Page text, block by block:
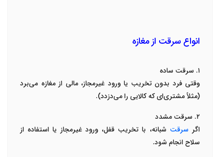
انواع سرقت از مغازه
۱. سرقت ساده
وقتی فرد بدون تخریب یا ورود غیرمجاز، مالی از مغازه می‌برد
(مثلاً مشتری‌ای که کالایی را می‌دزدد).
۲. سرقت مشدد
اگرسرقتشبانه، با تخریب قفل، ورود غیرمجاز یا استفاده از
سلاح انجام شود.